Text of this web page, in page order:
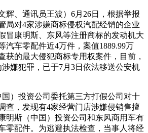
辉、通讯员王波）6月26日，根据举报
局对4家涉嫌商标侵权汽配经销的企业
冒康明斯、东风等注册商标的发动机大
汽车零配件近4万件，案值1889.99万
获的最大侵犯商标专用权案件，目前，
嫌犯罪，已于7月3日依法移送公安机
）投资公司委托第三方打假公司对十
查，发现有4家经营门店涉嫌侵销售擅
明斯（中国）投资公司和东风商用车有
零配件。为逃避执法检查，当事人将经